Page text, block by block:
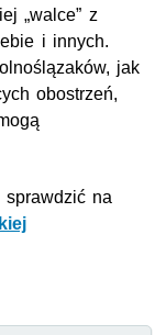
„walce” z
i innych.
jak
obostrzeń,
na